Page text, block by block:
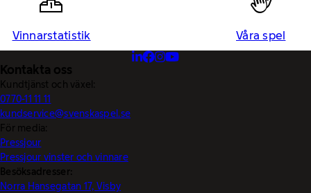
Vinnarstatistik Våra spel
Kontakta oss
Kundtjänst och växel:
0770-11 11 11
kundservice@svenskaspel.se
För media:
Pressjour
Pressjour vinster och vinnare
Besöksadresser:
Norra Hansegatan 17, Visby